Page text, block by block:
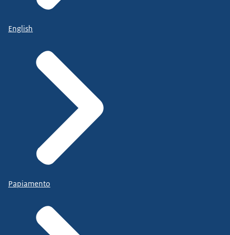
English
Papiamento